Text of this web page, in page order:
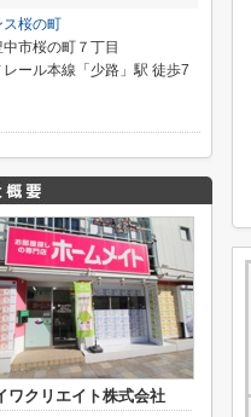
ス桜の町
市桜の町７丁目
レール本線「少路」駅 徒歩7
ワクリエイト株式会社